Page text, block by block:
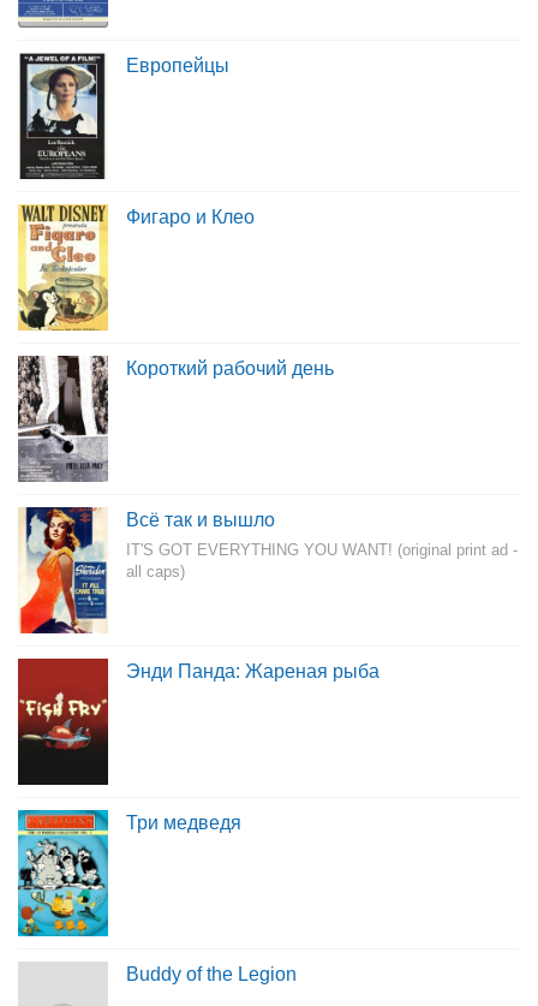
Европейцы
Фигаро и Клео
Короткий рабочий день
Всё так и вышло
IT'S GOT EVERYTHING YOU WANT! (original print ad -
all caps)
Энди Панда: Жареная рыба
Три медведя
Buddy of the Legion